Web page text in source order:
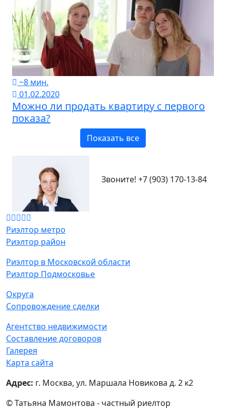
~8 мин.
01.02.2020
Можно ли продать квартиру с первого
показа?
Показать все
Звоните! +7 (903) 170-13-84
Риэлтор метро
Риэлтор район
Риэлтор в Московской области
Риэлтор Подмосковье
Округа
Сопровождение сделки
Агентство недвижимости
Составление договоров
Галерея
Карта сайта
Адрес: г. Москва, ул. Маршала Новикова д. 2 к2
© Татьяна Мамонтова - частный риелтор